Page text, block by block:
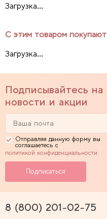
Загрузка...
С этим товаром покупают
Загрузка...
Подписывайтесь на
новости и акции
Отправляя данную форму вы
соглашаетесь с
политикой конфиденциальности
8 (800) 201-02-75